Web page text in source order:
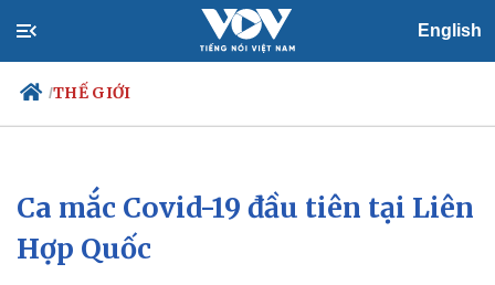
English
/THẾ GIỚI
Chính trị
Đảng
Tổ chức nhân sự
Xã hội
Ca mắc Covid-19 đầu tiên tại Liên
Hợp Quốc